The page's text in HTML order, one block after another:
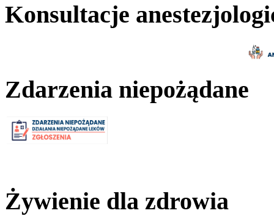
Konsultacje
Zdarzenia niepożądane
Żywienie dla zdrowia